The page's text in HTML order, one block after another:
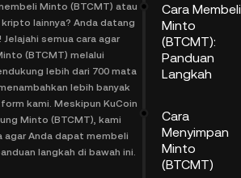
Minto (BTCMT) atau
lainnya? Anda datang
semua cara agar
(BTCMT) melalui
lebih dari 700 mata
lebih banyak
kami. Meskipun KuCoin
Minto (BTCMT), kami
agar Anda dapat membeli
langkah di bawah ini.
Cara Membeli
Minto
(BTCMT):
Panduan
Langkah
Cara
Menyimpan
Minto
(BTCMT)